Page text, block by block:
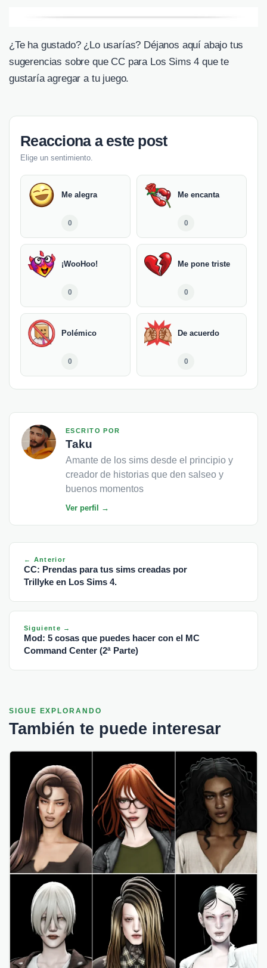
¿Te ha gustado? ¿Lo usarías? Déjanos aquí abajo tus
sugerencias sobre que CC para Los Sims 4 que te
gustaría agregar a tu juego.
Reacciona a este post
Elige un sentimiento.
Me alegra
0
Me encanta
0
¡WooHoo!
0
Me pone triste
0
Polémico
0
De acuerdo
0
ESCRITO POR
Taku
Amante de los sims desde el principio y
creador de historias que den salseo y
buenos momentos
Ver perfil →
← Anterior
CC: Prendas para tus sims creadas por
Trillyke en Los Sims 4.
Siguiente →
Mod: 5 cosas que puedes hacer con el MC
Command Center (2ª Parte)
SIGUE EXPLORANDO
También te puede interesar